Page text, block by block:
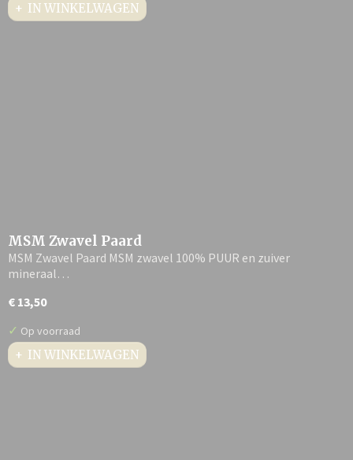
IN WINKELWAGEN
MSM Zwavel Paard
MSM Zwavel Paard MSM zwavel 100% PUUR en zuiver
mineraal…
€ 13,50
✓ Op voorraad
IN WINKELWAGEN